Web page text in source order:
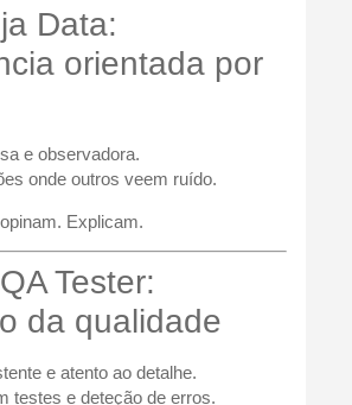
Data:
orientada por
e observadora.
onde outros veem ruído.
Explicam.
Tester:
da qualidade
e atento ao detalhe.
testes e deteção de erros.